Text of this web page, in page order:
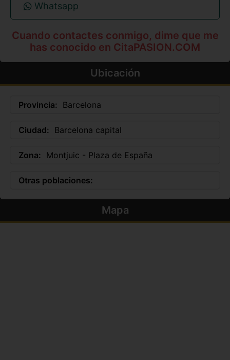
Whatsapp
Cuando contactes conmigo, dime que me
has conocido en CitaPASION.COM
Ubicación
Provincia: Barcelona
Ciudad: Barcelona capital
Zona: Montjuic - Plaza de España
Otras poblaciones:
Mapa